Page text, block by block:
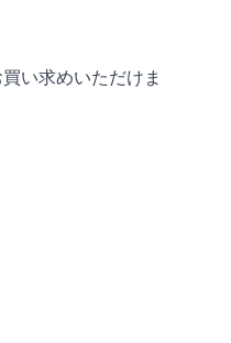
い求めいただけま